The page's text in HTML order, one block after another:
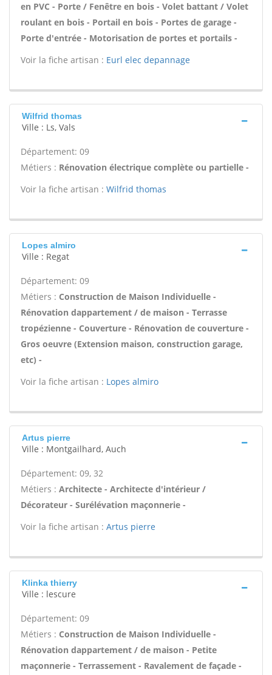
en PVC - Porte / Fenêtre en bois - Volet battant / Volet
roulant en bois - Portail en bois - Portes de garage -
Porte d'entrée - Motorisation de portes et portails -
Voir la fiche artisan : Eurl elec depannage
Wilfrid thomas
Ville : Ls, Vals
Département: 09
Métiers : Rénovation électrique complète ou partielle -
Voir la fiche artisan : Wilfrid thomas
Lopes almiro
Ville : Regat
Département: 09
Métiers : Construction de Maison Individuelle -
Rénovation dappartement / de maison - Terrasse
tropézienne - Couverture - Rénovation de couverture -
Gros oeuvre (Extension maison, construction garage,
etc) -
Voir la fiche artisan : Lopes almiro
Artus pierre
Ville : Montgailhard, Auch
Département: 09, 32
Métiers : Architecte - Architecte d'intérieur /
Décorateur - Surélévation maçonnerie -
Voir la fiche artisan : Artus pierre
Klinka thierry
Ville : lescure
Département: 09
Métiers : Construction de Maison Individuelle -
Rénovation dappartement / de maison - Petite
maçonnerie - Terrassement - Ravalement de façade -